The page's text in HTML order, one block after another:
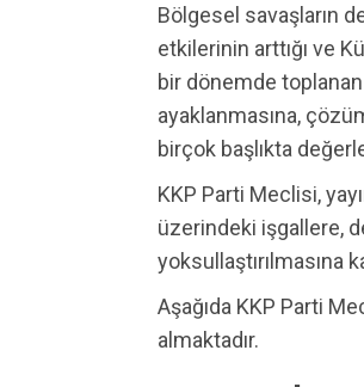
Bölgesel savaşların
etkilerinin arttığı ve
bir dönemde toplanan
ayaklanmasına,
birçok başlıkta
KKP Parti Meclisi,
üzerindeki işgallere,
yoksullaştırılmasına
Aşağıda KKP Parti
almaktadır.